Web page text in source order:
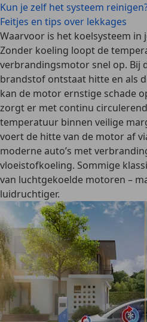
Kun je zelf het systeem
Feitjes en tips over lekkages
Waarvoor is het koelsysteem in
Zonder koeling loopt de
verbrandingsmotor snel op. Bij
brandstof ontstaat hitte en als
kan de motor ernstige schade
zorgt er met continu
temperatuur binnen veilige
voert de hitte van de motor af
moderne auto’s met
vloeistofkoeling. Sommige
van luchtgekoelde motoren –
luidruchtiger.